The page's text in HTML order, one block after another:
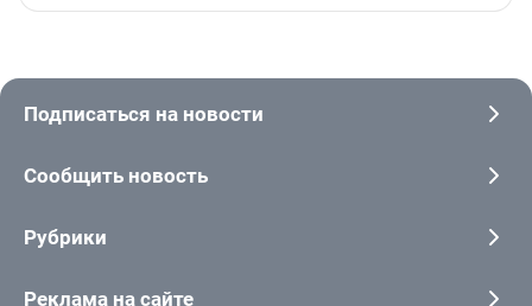
Подписаться на новости
Сообщить новость
Рубрики
Реклама на сайте